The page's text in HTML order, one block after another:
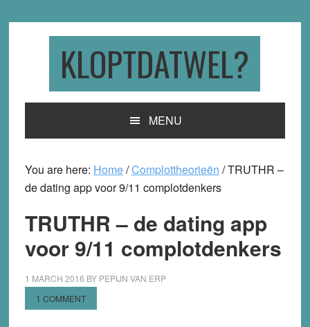
KLOPTDATWEL?
MENU
You are here: Home/Complottheorieën /TRUTHR –
de dating app voor 9/11 complotdenkers
TRUTHR – de dating app
voor 9/11 complotdenkers
1 MARCH 2016 BY PEPIJN VAN ERP
1 COMMENT